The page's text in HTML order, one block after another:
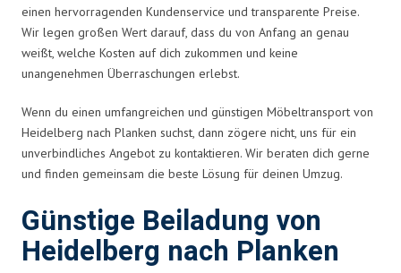
einen hervorragenden Kundenservice und transparente Preise.
Wir legen großen Wert darauf, dass du von Anfang an genau
weißt, welche Kosten auf dich zukommen und keine
unangenehmen Überraschungen erlebst.
Wenn du einen umfangreichen und günstigen Möbeltransport von
Heidelberg nach Planken suchst, dann zögere nicht, uns für ein
unverbindliches Angebot zu kontaktieren. Wir beraten dich gerne
und finden gemeinsam die beste Lösung für deinen Umzug.
Günstige Beiladung von
Heidelberg nach Planken